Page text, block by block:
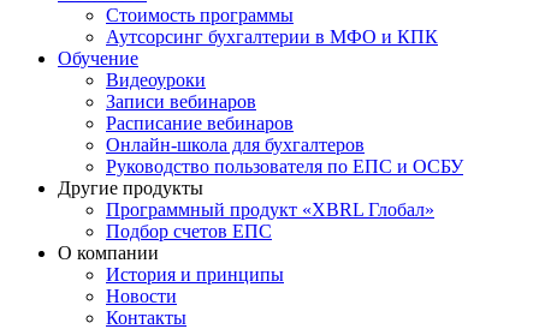
Стоимость программы
Аутсорсинг бухгалтерии в МФО и КПК
Обучение
Видеоуроки
Записи вебинаров
Расписание вебинаров
Онлайн-школа для бухгалтеров
Руководство пользователя по ЕПС и ОСБУ
Другие продукты
Программный продукт «XBRL Глобал»
Подбор счетов ЕПС
О компании
История и принципы
Новости
Контакты